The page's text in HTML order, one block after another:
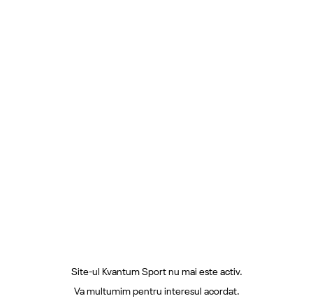
Site-ul Kvantum Sport nu mai este activ.
Va multumim pentru interesul acordat.